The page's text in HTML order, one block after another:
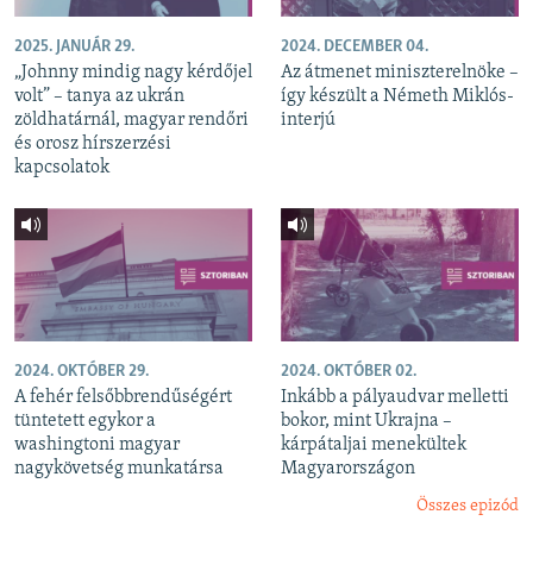
2025. JANUÁR 29.
„Johnny mindig nagy kérdőjel
volt” – tanya az ukrán
zöldhatárnál, magyar rendőri
és orosz hírszerzési
kapcsolatok
2024. DECEMBER 04.
Az átmenet miniszterelnöke –
így készült a Németh Miklós-
interjú
2024. OKTÓBER 29.
A fehér felsőbbrendűségért
tüntetett egykor a
washingtoni magyar
nagykövetség munkatársa
2024. OKTÓBER 02.
Inkább a pályaudvar melletti
bokor, mint Ukrajna –
kárpátaljai menekültek
Magyarországon
Összes epizód